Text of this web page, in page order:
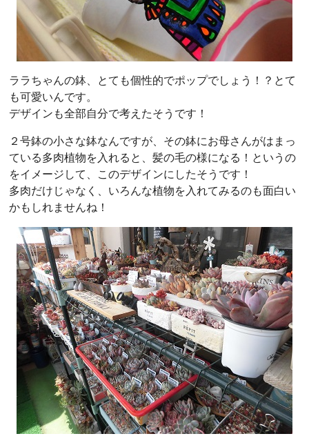
ララちゃんの鉢、とても個性的でポップでしょう！？とて
も可愛いんです。
デザインも全部自分で考えたそうです！
２号鉢の小さな鉢なんですが、その鉢にお母さんがはまっ
ている多肉植物を入れると、髪の毛の様になる！というの
をイメージして、このデザインにしたそうです！
多肉だけじゃなく、いろんな植物を入れてみるのも面白い
かもしれませんね！